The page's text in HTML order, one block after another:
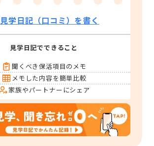
見学日記（口コミ）を書く
見学日記でできること
聞くべき保活項目のメモ
メモした内容を簡単比較
家族やパートナーにシェア